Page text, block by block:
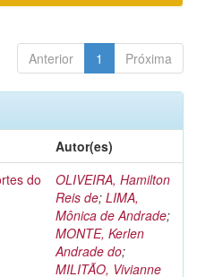
Anterior 1 Próxima
Autor(es)
do
OLIVEIRA, Hamilton
Reis de; LIMA,
Mônica de Andrade;
MONTE, Kerlen
Andrade do;
MILITÃO, Vivianne